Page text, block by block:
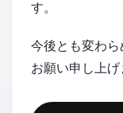
す。
今後とも変わら
お願い申し上げ